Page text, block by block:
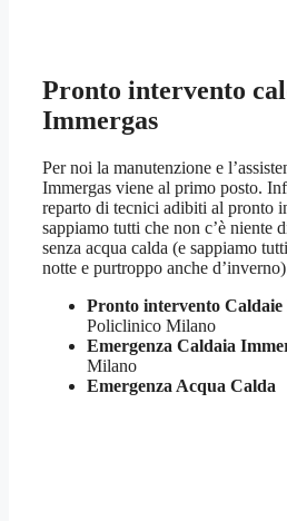
Pronto intervento
Immergas
Per noi la manutenzione e
Immergas viene al primo posto.
reparto di tecnici adibiti al pronto
sappiamo tutti che non c’è niente
senza acqua calda (e sappiamo
notte e purtroppo anche
Pronto intervento Caldaie
Policlinico Milano
Emergenza Caldaia
Milano
Emergenza Acqua Calda